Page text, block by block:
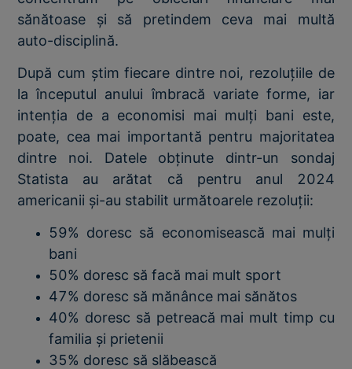
sănătoase și să pretindem ceva mai multă
auto-disciplină.
După cum știm fiecare dintre noi, rezoluțiile de
la începutul anului îmbracă variate forme, iar
intenția de a economisi mai mulți bani este,
poate, cea mai importantă pentru majoritatea
dintre noi. Datele obținute dintr-un sondaj
Statista au arătat că pentru anul 2024
americanii și-au stabilit următoarele rezoluții:
59% doresc să economisească mai mulți
bani
50% doresc să facă mai mult sport
47% doresc să mănânce mai sănătos
40% doresc să petreacă mai mult timp cu
familia și prietenii
35% doresc să slăbească